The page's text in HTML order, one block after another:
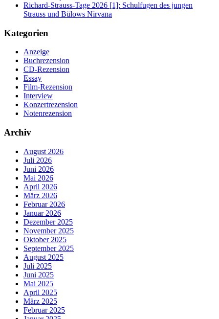
Richard-Strauss-Tage 2026 [1]: Schulfugen des jungen
Strauss und Bülows Nirvana
Kategorien
Anzeige
Buchrezension
CD-Rezension
Essay
Film-Rezension
Interview
Konzertrezension
Notenrezension
Archiv
August 2026
Juli 2026
Juni 2026
Mai 2026
April 2026
März 2026
Februar 2026
Januar 2026
Dezember 2025
November 2025
Oktober 2025
September 2025
August 2025
Juli 2025
Juni 2025
Mai 2025
April 2025
März 2025
Februar 2025